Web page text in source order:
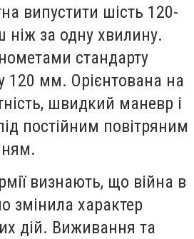
випустити шість 120-
за одну хвилину.
стандарту
120 мм. Орієнтована на
швидкий маневр і
постійним повітряним
визнають, що війна в
змінила характер
дій. Виживання та